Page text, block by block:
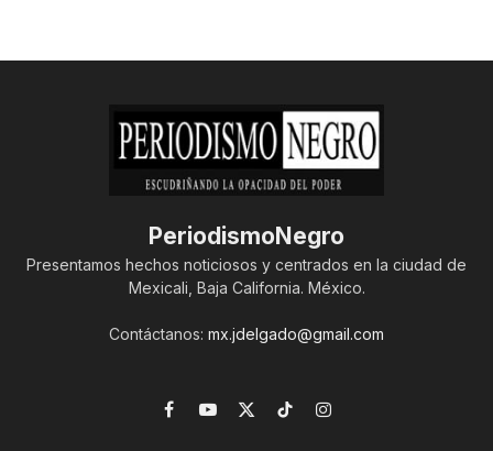
PeriodismoNegro
Presentamos hechos noticiosos y centrados en la ciudad de
Mexicali, Baja California. México.
Contáctanos: mx.jdelgado@gmail.com
Facebook
YouTube
X
TikTokInstagram